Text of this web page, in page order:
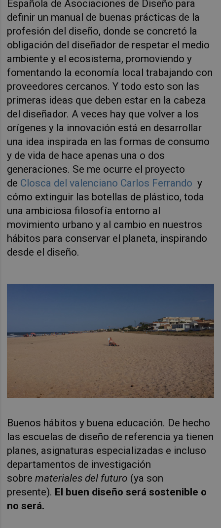
Española de Asociaciones de Diseño para
definir un manual de buenas prácticas de la
profesión del diseño, donde se concretó la
obligación del diseñador de respetar el medio
ambiente y el ecosistema, promoviendo y
fomentando la economía local trabajando con
proveedores cercanos. Y todo esto son las
primeras ideas que deben estar en la cabeza
del diseñador. A veces hay que volver a los
orígenes y la innovación está en desarrollar
una idea inspirada en las formas de consumo
y de vida de hace apenas una o dos
generaciones. Se me ocurre el proyecto
de Closca del valenciano Carlos Ferrando y
cómo extinguir las botellas de plástico, toda
una ambiciosa filosofía entorno al
movimiento urbano y al cambio en nuestros
hábitos para conservar el planeta, inspirando
desde el diseño.
Buenos hábitos y buena educación. De hecho
las escuelas de diseño de referencia ya tienen
planes, asignaturas especializadas e incluso
departamentos de investigación
sobre materiales del futuro (ya son
presente). El buen diseño será sostenible o
no será.